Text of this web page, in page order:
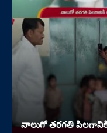
నాలుగో త‌ర‌గతి